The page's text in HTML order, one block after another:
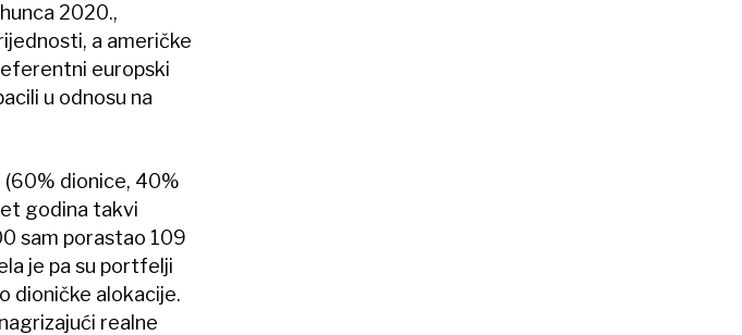
2020.,
a američke
europski
u odnosu na
(60% dionice, 40%
godina takvi
sam porastao 109
je pa su portfelji
dioničke alokacije.
realne